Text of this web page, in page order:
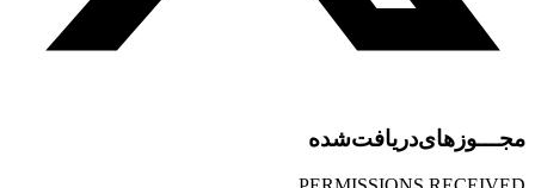
مجـــوز‌های‌دریافت‌شده